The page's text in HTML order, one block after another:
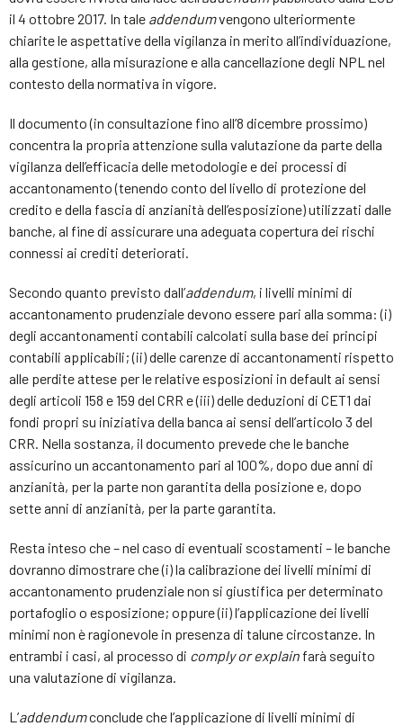
il 4 ottobre 2017. In tale addendumvengono ulteriormente
chiarite le aspettative della vigilanza in merito all’individuazione,
alla gestione, alla misurazione e alla cancellazione degli NPL nel
contesto della normativa in vigore.
Il documento (in consultazione fino all’8 dicembre prossimo)
concentra la propria attenzione sulla valutazione da parte della
vigilanza dell’efficacia delle metodologie e dei processi di
accantonamento (tenendo conto del livello di protezione del
credito e della fascia di anzianità dell’esposizione) utilizzati dalle
banche, al fine di assicurare una adeguata copertura dei rischi
connessi ai crediti deteriorati.
Secondo quanto previsto dall’addendum, i livelli minimi di
accantonamento prudenziale devono essere pari alla somma: (i)
degli accantonamenti contabili calcolati sulla base dei principi
contabili applicabili; (ii) delle carenze di accantonamenti rispetto
alle perdite attese per le relative esposizioni in default ai sensi
degli articoli 158 e 159 del CRR e (iii) delle deduzioni di CET1 dai
fondi propri su iniziativa della banca ai sensi dell’articolo 3 del
CRR. Nella sostanza, il documento prevede che le banche
assicurino un accantonamento pari al 100%, dopo due anni di
anzianità, per la parte non garantita della posizione e, dopo
sette anni di anzianità, per la parte garantita.
Resta inteso che – nel caso di eventuali scostamenti – le banche
dovranno dimostrare che (i) la calibrazione dei livelli minimi di
accantonamento prudenziale non si giustifica per determinato
portafoglio o esposizione; oppure (ii) l’applicazione dei livelli
minimi non è ragionevole in presenza di talune circostanze. In
entrambi i casi, al processo di comply or explain farà seguito
una valutazione di vigilanza.
L’addendumconclude che l’applicazione di livelli minimi di